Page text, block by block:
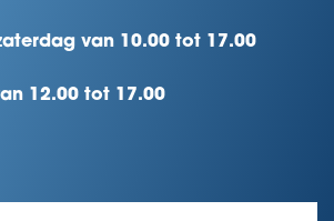
van 10.00 tot 17.00
12.00 tot 17.00